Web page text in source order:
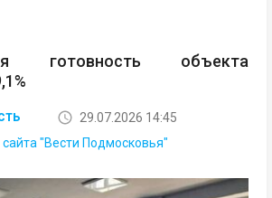
готовность объекта
29.07.2026 14:45
"Вести Подмосковья"